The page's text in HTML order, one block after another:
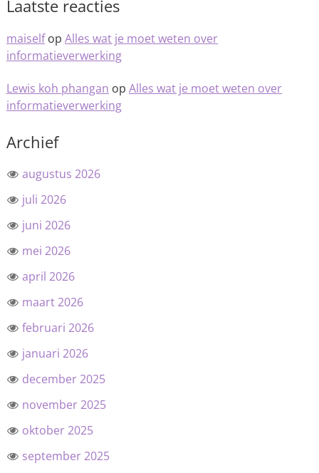
Laatste reacties
maiselfop Alles wat je moet weten over
informatieverwerking
Lewis koh phangan op Alles wat je moet weten over
informatieverwerking
Archief
augustus 2026
juli 2026
juni 2026
mei 2026
april 2026
maart 2026
februari 2026
januari 2026
december 2025
november 2025
oktober 2025
september 2025